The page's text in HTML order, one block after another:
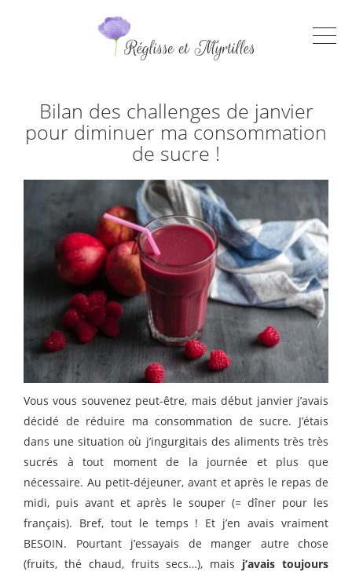
Bilan des challenges de janvier
pour diminuer ma consommation
de sucre !
Vous vous souvenez peut-être, mais début janvier j’avais
décidé de réduire ma consommation de sucre. J’étais
dans une situation où j’ingurgitais des aliments très très
sucrés à tout moment de la journée et plus que
nécessaire. Au petit-déjeuner, avant et après le repas de
midi, puis avant et après le souper (= dîner pour les
français). Bref, tout le temps ! Et j’en avais vraiment
BESOIN. Pourtant j’essayais de manger autre chose
(fruits, thé chaud, fruits secs…), mais j’avais toujours